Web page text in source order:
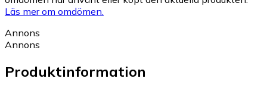
Läs mer om omdömen.
Annons
Annons
Produktinformation